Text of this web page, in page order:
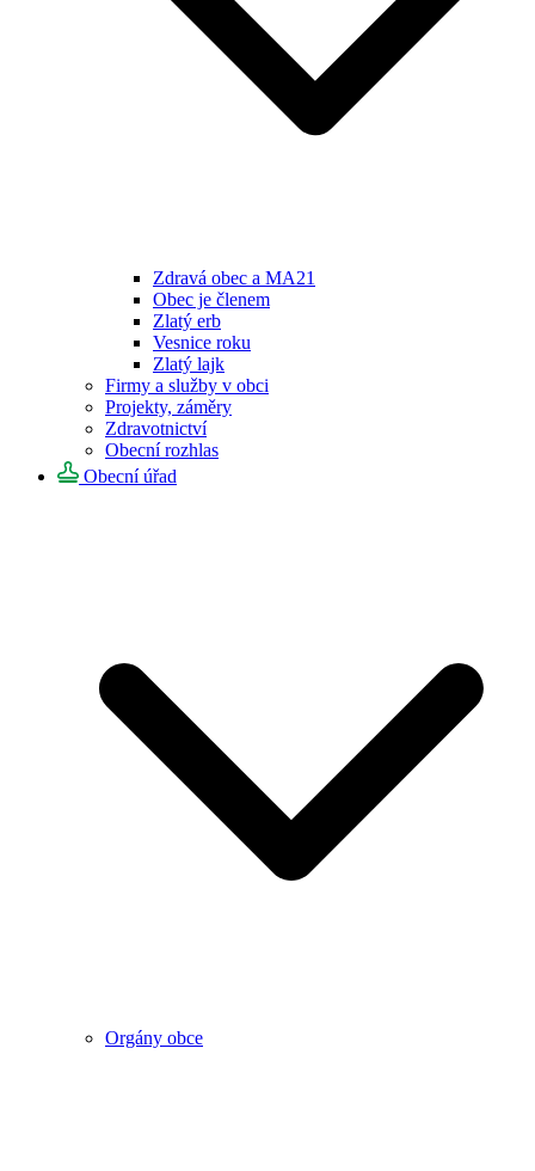
Zdravá obec a MA21
Obec je členem
Zlatý erb
Vesnice roku
Zlatý lajk
Firmy a služby v obci
Projekty, záměry
Zdravotnictví
Obecní rozhlas
Obecní úřad
Orgány obce